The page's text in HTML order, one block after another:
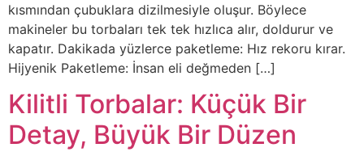
kısmından çubuklara dizilmesiyle oluşur. Böylece
makineler bu torbaları tek tek hızlıca alır, doldurur ve
kapatır. Dakikada yüzlerce paketleme: Hız rekoru kırar.
Hijyenik Paketleme: İnsan eli değmeden […]
Kilitli Torbalar: Küçük Bir
Detay, Büyük Bir Düzen